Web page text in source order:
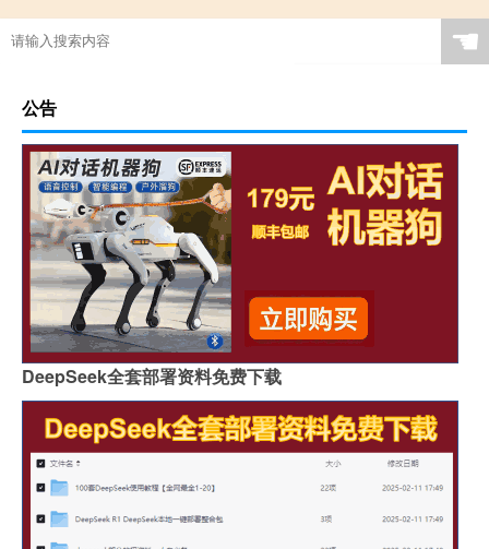
☚
公告
DeepSeek全套部署资料免费下载